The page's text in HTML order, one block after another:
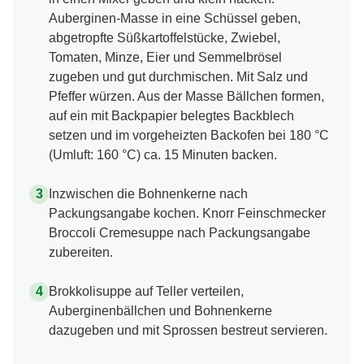
Auberginen-Masse in eine Schüssel geben,
abgetropfte Süßkartoffelstücke, Zwiebel,
Tomaten, Minze, Eier und Semmelbrösel
zugeben und gut durchmischen. Mit Salz und
Pfeffer würzen. Aus der Masse Bällchen formen,
auf ein mit Backpapier belegtes Backblech
setzen und im vorgeheizten Backofen bei 180 °C
(Umluft: 160 °C) ca. 15 Minuten backen.
Inzwischen die Bohnenkerne nach
Packungsangabe kochen. Knorr Feinschmecker
Broccoli Cremesuppe nach Packungsangabe
zubereiten.
Brokkolisuppe auf Teller verteilen,
Auberginenbällchen und Bohnenkerne
dazugeben und mit Sprossen bestreut servieren.